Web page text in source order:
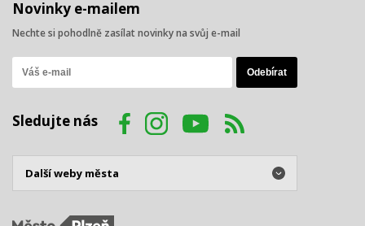
Novinky e-mailem
Nechte si pohodlně zasílat novinky na svůj e-mail
Sledujte nás